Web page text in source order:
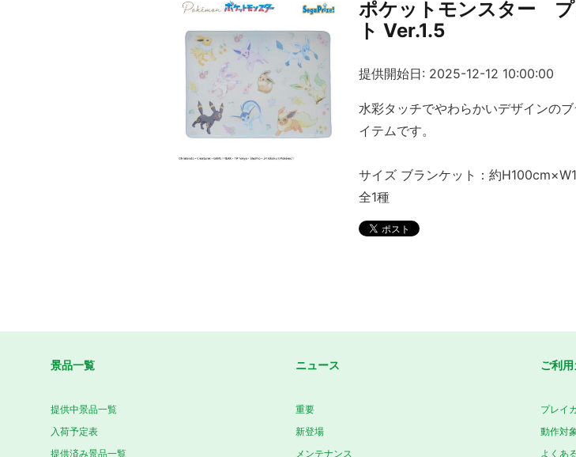
ポケットモンスター プ
ト Ver.1.5
提供開始日: 2025-12-12 10:00:00
水彩タッチでやわらかいデザインの
イテムです。
サイズ ブランケット：約
全1種
景品一覧
提供中景品一覧
入荷予定表
提供済み景品一覧
ニュース
重要
新登場
メンテナンス
ご利
プレイ
動作対
よくあ